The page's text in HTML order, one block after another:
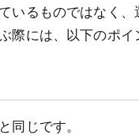
いるものではなく、
際には、以下のポイ
同じです。